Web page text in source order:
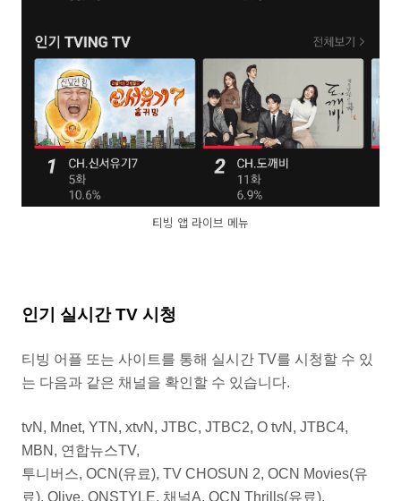
티빙 앱 라이브 메뉴
인기 실시간 TV 시청
티빙 어플 또는 사이트를 통해 실시간 TV를 시청할 수 있
는 다음과 같은 채널을 확인할 수 있습니다.
tvN, Mnet, YTN, xtvN, JTBC, JTBC2, O tvN, JTBC4,
MBN, 연합뉴스TV,
투니버스, OCN(유료), TV CHOSUN 2, OCN Movies(유
료), Olive, ONSTYLE, 채널A, OCN Thrills(유료),